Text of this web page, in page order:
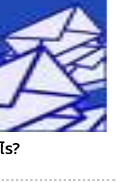
?